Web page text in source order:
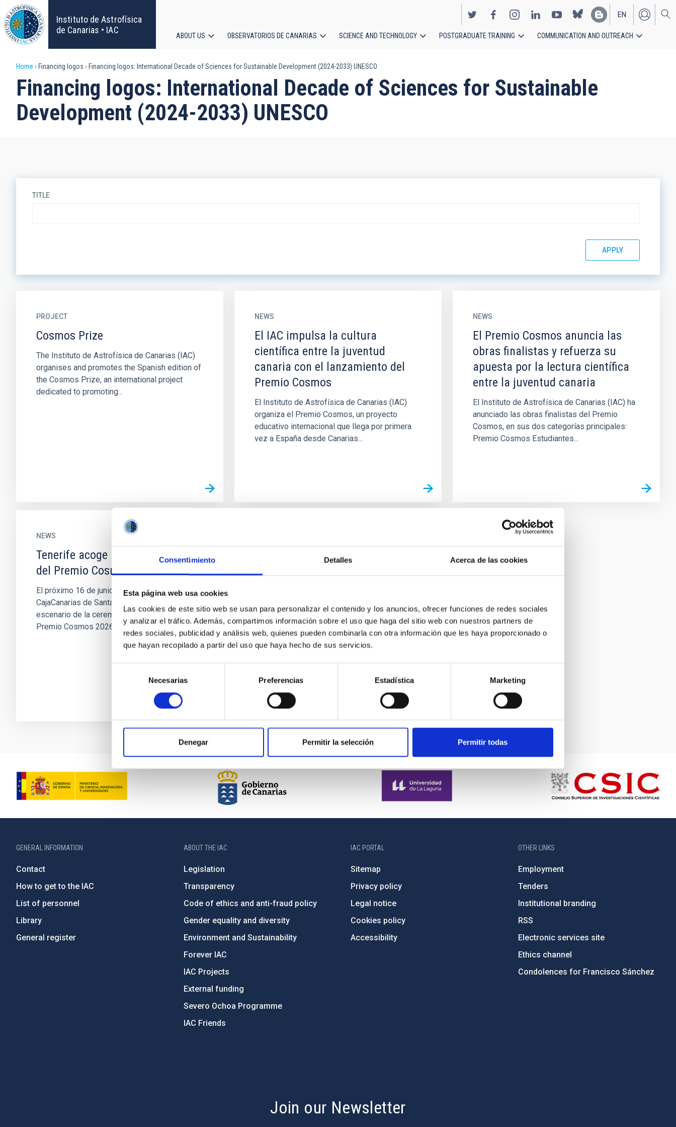
Consentimiento Detalles Acerca de las cookies
Esta página web usa cookies
Las cookies de este sitio web se usan para personalizar el contenido y los anuncios, ofrecer funciones de redes sociales
y analizar el tráfico. Además, compartimos información sobre el uso que haga del sitio web con nuestros partners de
redes sociales, publicidad y análisis web, quienes pueden combinarla con otra información que les haya proporcionado o
que hayan recopilado a partir del uso que haya hecho de sus servicios.
consentimiento
Necesarias Preferencias Estadística Marketing
Denegar Permitir la selección Permitir todas
Skip
to
main
content
Instituto de Astrofísica
de Canarias • IAC
EN
ES
navigation
ABOUT US OBSERVATORIOS DE CANARIAS SCIENCE AND TECHNOLOGY POSTGRADUATE TRAINING COMMUNICATION AND OUTREACH
Breadcrumb
Home Financing logos Financing logos: International Decade of Sciences for Sustainable Development (2024-2033) UNESCO
Financing logos: International Decade of Sciences for Sustainable
Development (2024-2033) UNESCO
TITLE
PROJECT
Cosmos Prize
The Instituto de Astrofísica de Canarias (IAC)
organises and promotes the Spanish edition of
the Cosmos Prize, an international project
dedicated to promoting...
NEWS
El IAC impulsa la cultura
científica entre la juventud
canaria con el lanzamiento del
Premio Cosmos
El Instituto de Astrofísica de Canarias (IAC)
organiza el Premio Cosmos, un proyecto
educativo internacional que llega por primera
vez a España desde Canarias...
NEWS
El Premio Cosmos anuncia las
obras finalistas y refuerza su
apuesta por la lectura científica
entre la juventud canaria
El Instituto de Astrofísica de Canarias (IAC) ha
anunciado las obras finalistas del Premio
Cosmos, en sus dos categorías principales:
Premio Cosmos Estudiantes...
NEWS
Tenerife acoge la primera edición
del Premio Cosmos en España
El próximo 16 de junio, el Auditorio Fundación
CajaCanarias de Santa Cruz de Tenerife será el
escenario de la ceremonia de entrega del
Premio Cosmos 2026, un...
The Scientific Committee of the
Cosmos Prize holds the
The Instituto de Astrofísica de Canarias (IAC),
through the UNDARK Project, Unravelling the
Dark Universe from the Canary Islands
GENERAL INFORMATION
Contact
How to get to the IAC
List of personnel
Library
General register
ABOUT THE IAC
Legislation
Transparency
Code of ethics and anti-fraud policy
Gender equality and diversity
Environment and Sustainability
Forever IAC
IAC Projects
External funding
Severo Ochoa Programme
IAC Friends
IAC PORTAL
Sitemap
Privacy policy
Legal notice
Cookies policy
Accessibility
OTHER LINKS
Employment
Tenders
Institutional branding
RSS
Electronic services site
Ethics channel
Condolences for Francisco Sánchez
Join our Newsletter